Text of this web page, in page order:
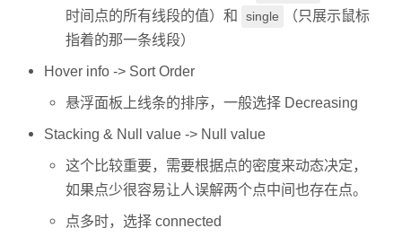
时间点的所有线段的值）和
single
（只展示鼠标
指着的那一条线段）
Hover info -> Sort Order
悬浮面板上线条的排序，一般选择 Decreasing
Stacking & Null value -> Null value
这个比较重要，需要根据点的密度来动态决定，
如果点少很容易让人误解两个点中间也存在点。
点多时，选择 connected